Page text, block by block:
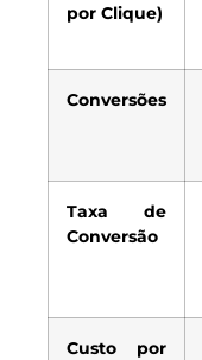
por Clique)
Conversões
Taxa de
Conversão
Custo por